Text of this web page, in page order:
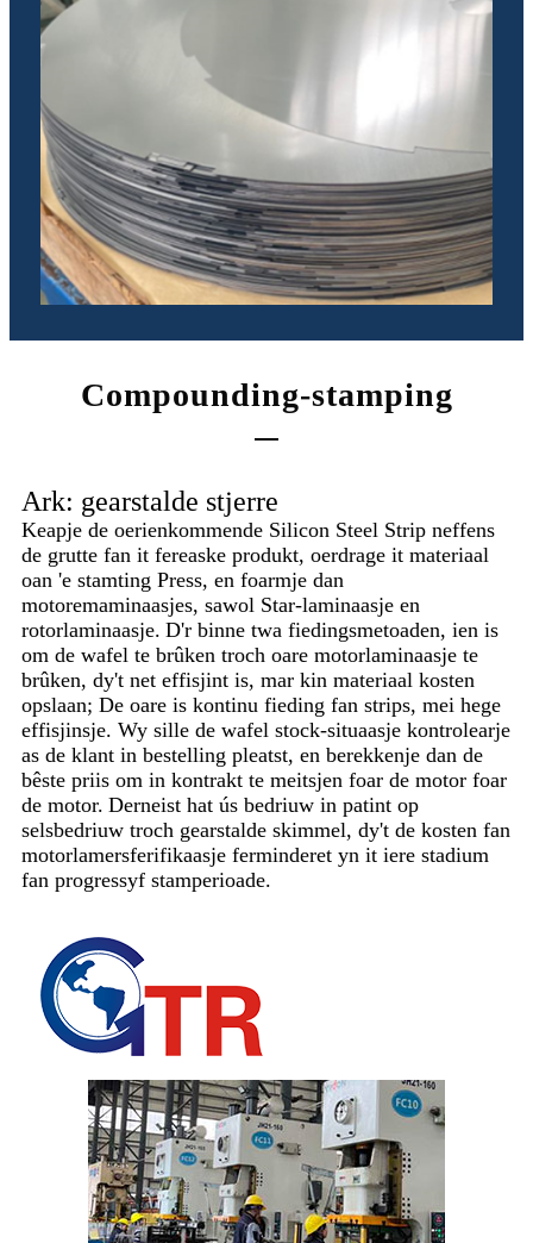
Compounding-stamping
Ark: gearstalde stjerre
Keapje de oerienkommende Silicon Steel Strip neffens
de grutte fan it fereaske produkt, oerdrage it materiaal
oan 'e stamting Press, en foarmje dan
motoremaminaasjes, sawol Star-laminaasje en
rotorlaminaasje. D'r binne twa fiedingsmetoaden, ien is
om de wafel te brûken troch oare motorlaminaasje te
brûken, dy't net effisjint is, mar kin materiaal kosten
opslaan; De oare is kontinu fieding fan strips, mei hege
effisjinsje. Wy sille de wafel stock-situaasje kontrolearje
as de klant in bestelling pleatst, en berekkenje dan de
bêste priis om in kontrakt te meitsjen foar de motor foar
de motor. Derneist hat ús bedriuw in patint op
selsbedriuw troch gearstalde skimmel, dy't de kosten fan
motorlamersferifikaasje ferminderet yn it iere stadium
fan progressyf stamperioade.